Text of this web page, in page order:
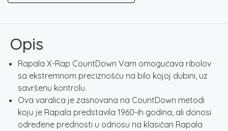
količina
Opis
Rapala X-Rap CountDown Vam omogućava ribolov
sa ekstremnom preciznošću na bilo kojoj dubini, uz
savršenu kontrolu.
Ova varalica je zasnovana na CountDown metodi
koju je Rapala predstavila 1960-ih godina, ali donosi
određene prednosti u odnosu na klasičan Rapala